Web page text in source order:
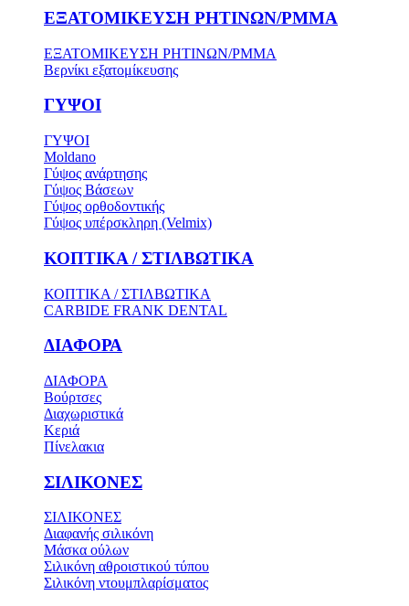
ΕΞΑΤΟΜΙΚΕΥΣΗ ΡΗΤΙΝΩΝ/PMMA
ΕΞΑΤΟΜΙΚΕΥΣΗ ΡΗΤΙΝΩΝ/PMMA
Βερνίκι εξατομίκευσης
ΓΥΨΟΙ
ΓΥΨΟΙ
Moldano
Γύψος ανάρτησης
Γύψος Βάσεων
Γύψος ορθοδοντικής
Γύψος υπέρσκληρη (Velmix)
ΚΟΠΤΙΚΑ / ΣΤΙΛΒΩΤΙΚΑ
ΚΟΠΤΙΚΑ / ΣΤΙΛΒΩΤΙΚΑ
CARBIDE FRANK DENTAL
ΔΙΑΦΟΡΑ
ΔΙΑΦΟΡΑ
Βούρτσες
Διαχωριστικά
Κεριά
Πίνελακια
ΣΙΛΙΚΟΝΕΣ
ΣΙΛΙΚΟΝΕΣ
Διαφανής σιλικόνη
Μάσκα ούλων
Σιλικόνη αθροιστικού τύπου
Σιλικόνη ντουμπλαρίσματος